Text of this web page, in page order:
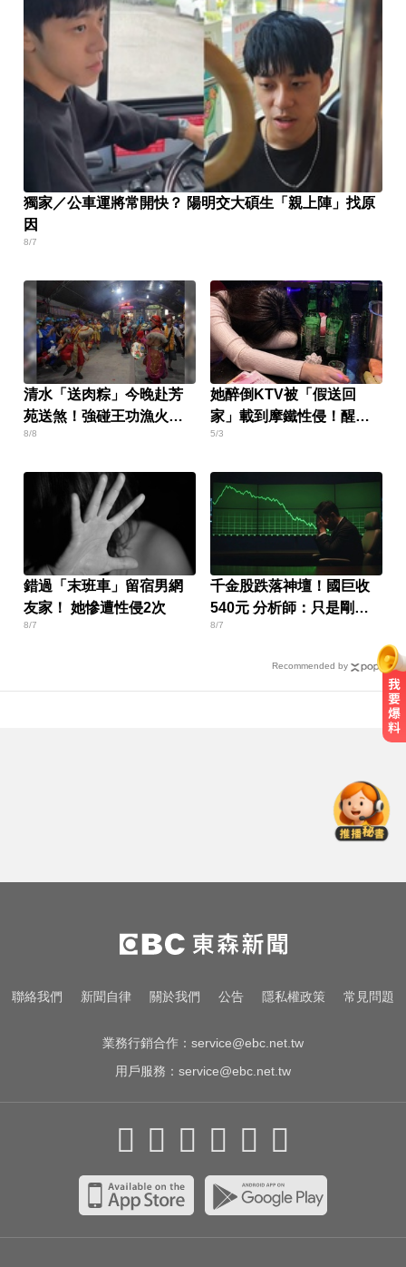
獨家／公車運將常開快？ 陽明交大碩生「親上陣」找原
因
8/7
清水「送肉粽」今晚赴芳
苑送煞！強碰王功漁火節
上千遊客 喪家回應了
8/8
她醉倒KTV被「假送回
家」載到摩鐵性侵！醒來
婚姻全毀
5/3
錯過「末班車」留宿男網
友家！ 她慘遭性侵2次
8/7
千金股跌落神壇！國巨收
540元 分析師：只是剛開
始
8/7
Recommended by
道歉寶寶1事
愛玩車／北極星新車 275匹馬力媲
美性能房車
奧運、世界盃「性招待裁判」 南韓
聯絡我們 新聞自律 關於我們 公告 隱私權政策 常見問題
業務行銷合作： service@ebc.net.tw
用戶服務： service@ebc.net.tw